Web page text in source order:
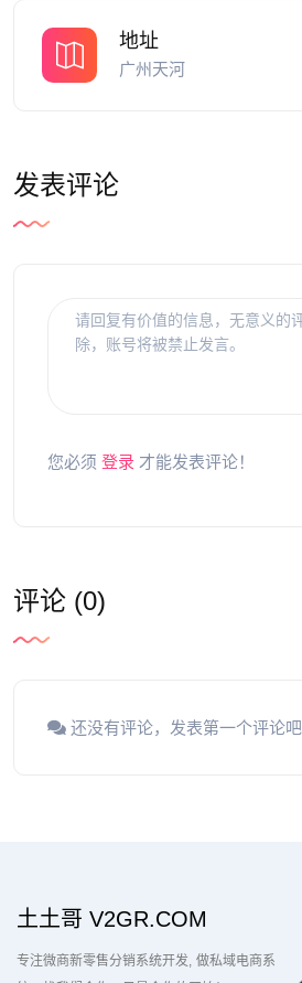
地址
广州天河
发表评论
您必须 登录 才能发表评论！
评论 (0)
还没有评论，发表第一个评论吧
土土哥 V2GR.COM
专注微商新零售分销系统开发 做私域电商系